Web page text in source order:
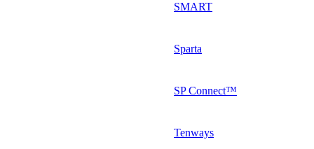
SMART
Sparta
SP Connect™
Tenways